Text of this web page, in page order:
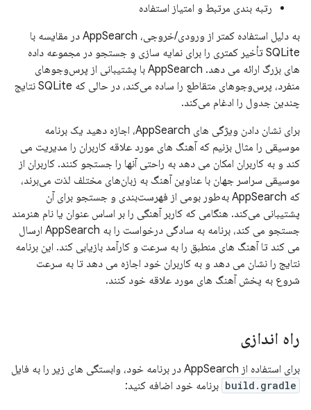
رتبه بندی مرتبط و امتیاز استفاده
به دلیل استفاده کمتر از ورودی/خروجی، AppSearch در مقایسه با
SQLite تأخیر کمتری را برای نمایه سازی و جستجو در مجموعه داده
های بزرگ ارائه می دهد. AppSearch با پشتیبانی از پرس‌و‌جوهای
منفرد، پرس‌و‌جوهای متقاطع را ساده می‌کند، در حالی که SQLite نتایج
چندین جدول را ادغام می‌کند.
برای نشان دادن ویژگی های AppSearch، اجازه دهید یک برنامه
موسیقی را مثال بزنیم که آهنگ های مورد علاقه کاربران را مدیریت می
کند و به کاربران امکان می دهد به راحتی آنها را جستجو کنند. کاربران از
موسیقی سراسر جهان با عناوین آهنگ به زبان‌های مختلف لذت می‌برند،
که AppSearch به‌طور بومی از فهرست‌بندی و جستجو برای آن
پشتیبانی می‌کند. هنگامی که کاربر آهنگی را بر اساس عنوان یا نام هنرمند
جستجو می کند، برنامه به سادگی درخواست را به AppSearch ارسال
می کند تا آهنگ های منطبق را به سرعت و کارآمد بازیابی کند. این برنامه
نتایج را نشان می دهد و به کاربران خود اجازه می دهد تا به سرعت
شروع به پخش آهنگ های مورد علاقه خود کنند.
راه اندازی
برای استفاده از AppSearch در برنامه خود، وابستگی های زیر را به فایل
build.gradle برنامه خود اضافه کنید: